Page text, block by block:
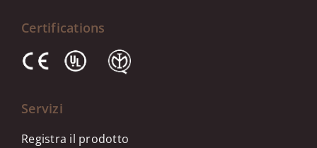
Certifications
Servizi
Registra il prodotto